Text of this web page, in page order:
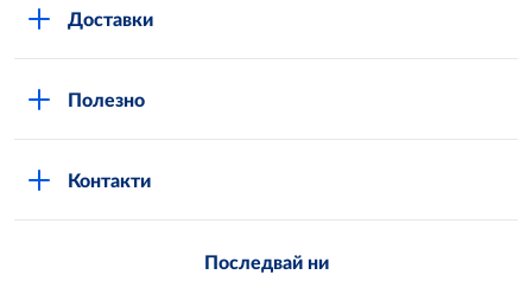
METRO AG
Доставки
Полезно
Контакти
Последвай ни